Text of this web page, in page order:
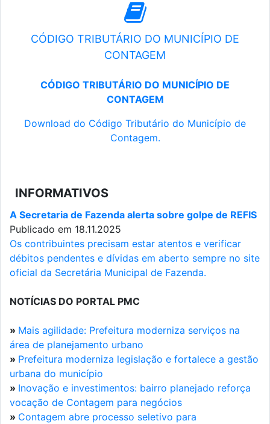
CÓDIGO TRIBUTÁRIO DO MUNICÍPIO DE
CONTAGEM
CÓDIGO TRIBUTÁRIO DO MUNICÍPIO DE
CONTAGEM
Download do Código Tributário do Município de
Contagem.
INFORMATIVOS
A Secretaria de Fazenda alerta sobre golpe de REFIS
Publicado em 18.11.2025
Os contribuintes precisam estar atentos e verificar
débitos pendentes e dívidas em aberto sempre no site
oficial da Secretária Municipal de Fazenda.
NOTÍCIAS DO PORTAL PMC
» Mais agilidade: Prefeitura moderniza serviços na
área de planejamento urbano
» Prefeitura moderniza legislação e fortalece a gestão
urbana do município
» Inovação e investimentos: bairro planejado reforça
vocação de Contagem para negócios
» Contagem abre processo seletivo para